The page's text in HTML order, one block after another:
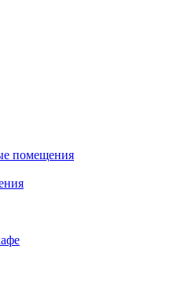
помещения